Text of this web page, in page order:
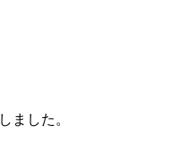
ました。